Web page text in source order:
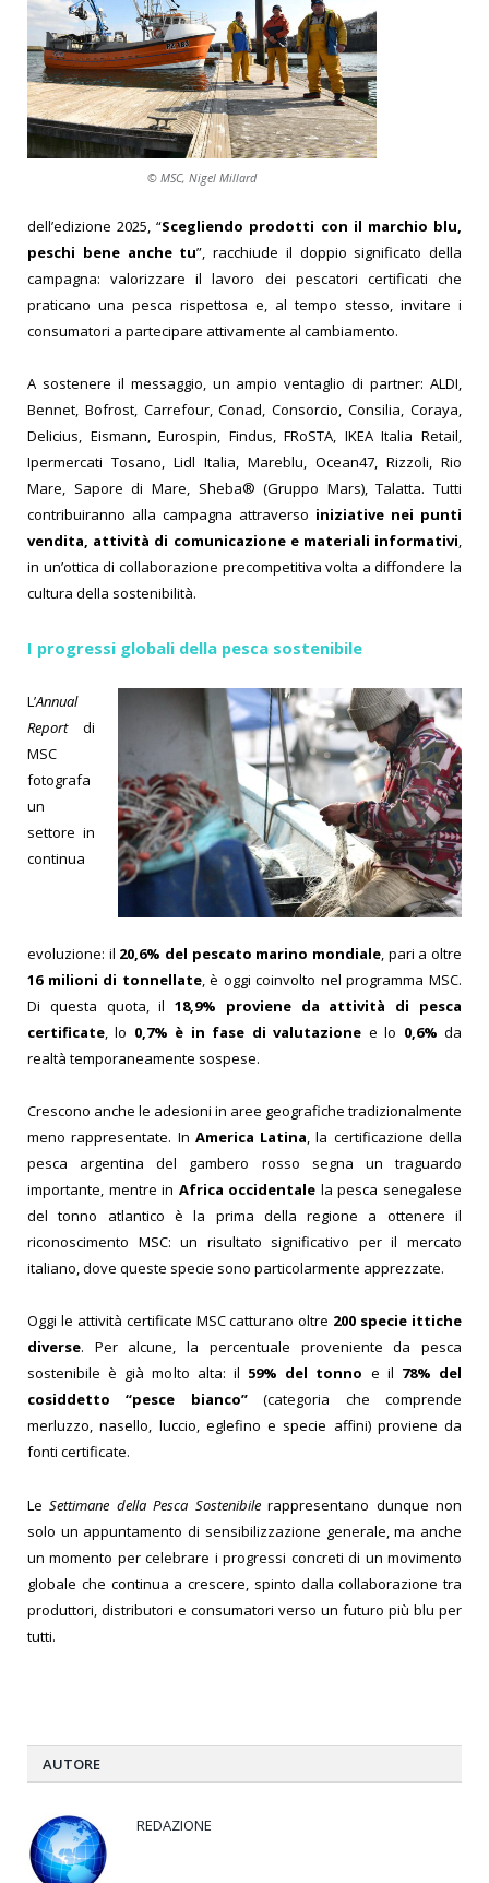
© MSC, Nigel Millard
dell’edizione 2025, “Scegliendo prodotti con il marchio blu,
peschi bene anche tu”, racchiude il doppio significato della
campagna: valorizzare il lavoro dei pescatori certificati che
praticano una pesca rispettosa e, al tempo stesso, invitare i
consumatori a partecipare attivamente al cambiamento.
A sostenere il messaggio, un ampio ventaglio di partner: ALDI,
Bennet, Bofrost, Carrefour, Conad, Consorcio, Consilia, Coraya,
Delicius, Eismann, Eurospin, Findus, FRoSTA, IKEA Italia Retail,
Ipermercati Tosano, Lidl Italia, Mareblu, Ocean47, Rizzoli, Rio
Mare, Sapore di Mare, Sheba® (Gruppo Mars), Talatta. Tutti
contribuiranno alla campagna attraverso iniziative nei punti
vendita, attività di comunicazione e materiali informativi,
in un’ottica di collaborazione precompetitiva volta a diffondere la
cultura della sostenibilità.
I progressi globali della pesca sostenibile
L’Annual
Reportdi
MSC
fotografa
un
settore in
continua
evoluzione: il 20,6% del pescato marino mondiale, pari a oltre
16 milioni di tonnellate, è oggi coinvolto nel programma MSC.
Di questa quota, il18,9% proviene da attività di pesca
certificate, lo 0,7% è in fase di valutazione e lo 0,6% da
realtà temporaneamente sospese.
Crescono anche le adesioni in aree geografiche tradizionalmente
meno rappresentate. In America Latina, la certificazione della
pesca argentina del gambero rosso segna un traguardo
importante, mentre in Africa occidentale la pesca senegalese
del tonno atlantico è la prima della regione a ottenere il
riconoscimento MSC: un risultato significativo per il mercato
italiano, dove queste specie sono particolarmente apprezzate.
Oggi le attività certificate MSC catturano oltre 200 specie ittiche
diverse. Per alcune, la percentuale proveniente da pesca
sostenibile è già molto alta: il 59% del tonno e il 78% del
cosiddetto “pesce bianco”(categoria che comprende
merluzzo, nasello, luccio, eglefino e specie affini) proviene da
fonti certificate.
LeSettimane della Pesca Sostenibilerappresentano dunque non
solo un appuntamento di sensibilizzazione generale, ma anche
un momento per celebrare i progressi concreti di un movimento
globale che continua a crescere, spinto dalla collaborazione tra
produttori, distributori e consumatori verso un futuro più blu per
tutti.
AUTORE
REDAZIONE